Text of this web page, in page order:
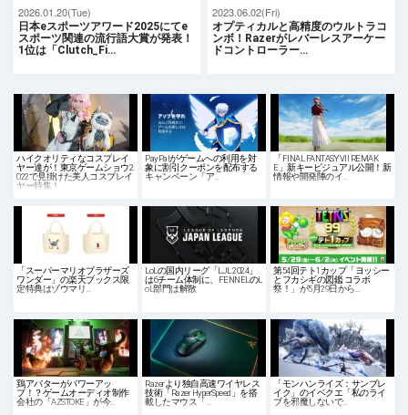
2026.01.20(Tue)
日本eスポーツアワード2025にてe
スポーツ関連の流行語大賞が発表！
1位は「Clutch_Fi…
2023.06.02(Fri)
オプティカルと高精度のウルトラコ
ンボ！Razerがレバーレスアーケー
ドコントローラー…
ハイクオリティなコスプレイ
ヤー達が！東京ゲームショウ2
022で見掛けた美人コスプレイ
ヤー特集！
PayPalがゲームへの利用を対
象に割引クーポンを配布する
キャンペーン「ア…
「FINAL FANTASY VII REMAK
E」新キービジュアル公開！新
情報や開発陣のイ…
「スーパーマリオブラザーズ
ワンダー」の楽天ブックス限
定特典はゾウマリ…
LoLの国内リーグ「LJL 2024」
は6チーム体制に、FENNELのL
oL部門は解散
第54回テト1カップ「ヨッシー
とフカシギの図鑑 コラボ
祭！」が5月29日から…
鶏アバターがパワーアッ
プ！？ゲームオーディオ制作
会社の「AZSTOKE」が今…
Razerより独自高速ワイヤレス
技術「Razer HyperSpeed」を搭
載したマウス「…
「モンハンライズ：サンブレ
イク」のイベクエ「私のライ
ブを邪魔しないで…